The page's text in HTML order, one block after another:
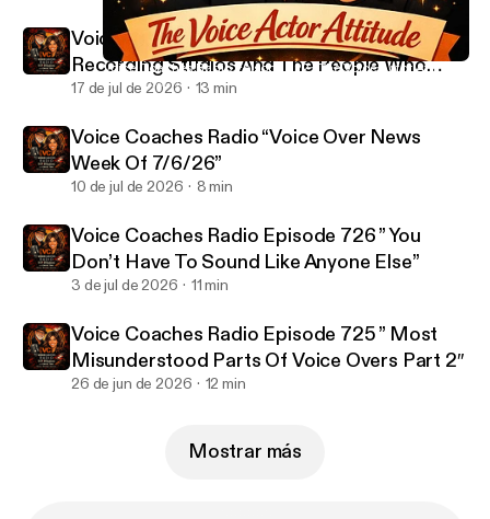
Voice Coaches Radio Episode 722 “The Voice Actor Attitude”
Voice Coaches Radio
Voice Coaches Radio Episode 727 ”
Recording Studios And The People Who
Work There”
17 de jul de 2026 13 min
Voice Coaches Radio “Voice Over News
Week Of 7/6/26”
10 de jul de 2026 8 min
Voice Coaches Radio Episode 726 ” You
Don’t Have To Sound Like Anyone Else”
3 de jul de 2026 11 min
Voice Coaches Radio Episode 725 ” Most
Misunderstood Parts Of Voice Overs Part 2″
26 de jun de 2026 12 min
Mostrar más